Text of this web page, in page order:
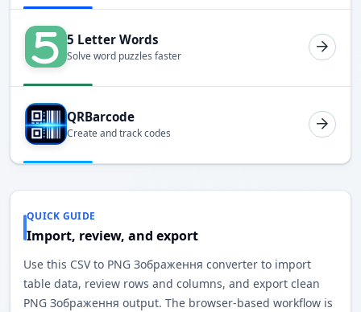
5 Letter Words
Solve word puzzles faster
QRBarcode
Create and track codes
QUICK GUIDE
Import, review, and export
Use this CSV to PNG Зображення converter to import
table data, review rows and columns, and export clean
PNG Зображення output. The browser-based workflow is